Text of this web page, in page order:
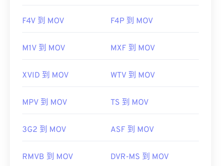
F4V 到 MOV F4P 到 MOV
M1V 到 MOV MXF 到 MOV
XVID 到 MOV WTV 到 MOV
MPV 到 MOV TS 到 MOV
3G2 到 MOV ASF 到 MOV
RMVB 到 MOV DVR-MS 到 MOV